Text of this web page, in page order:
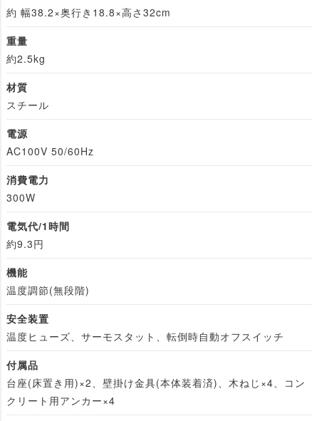
約 幅38.2×奥行き18.8×高さ32cm
重量
約2.5kg
材質
スチール
電源
AC100V 50/60Hz
消費電力
300W
電気代/1時間
約9.3円
機能
温度調節(無段階)
安全装置
温度ヒューズ、サーモスタット、転倒時自動オフスイッチ
付属品
台座(床置き用)×2、壁掛け金具(本体装着済)、木ねじ×4、コン
クリート用アンカー×4